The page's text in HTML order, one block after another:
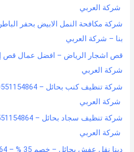
شركة العربي
بنا – شركة العربي
قص اشجار الرياض – افضل عمال قص
شركة العربي
شركة العربي
شركة العربي